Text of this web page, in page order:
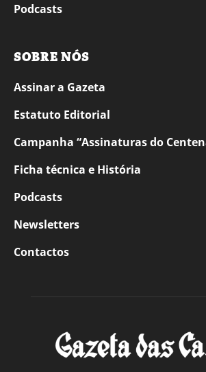
Podcasts
SOBRE NÓS
Assinar a Gazeta
Estatuto Editorial
Campanha “Assinaturas do
Ficha técnica e História
Podcasts
Newsletters
Contactos